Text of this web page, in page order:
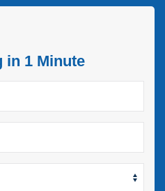
in 1 Minute